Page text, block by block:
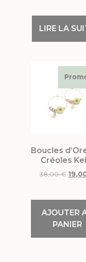
LIRE LA
Boucles
Créoles
38,00€
AJOUTER
PANIER